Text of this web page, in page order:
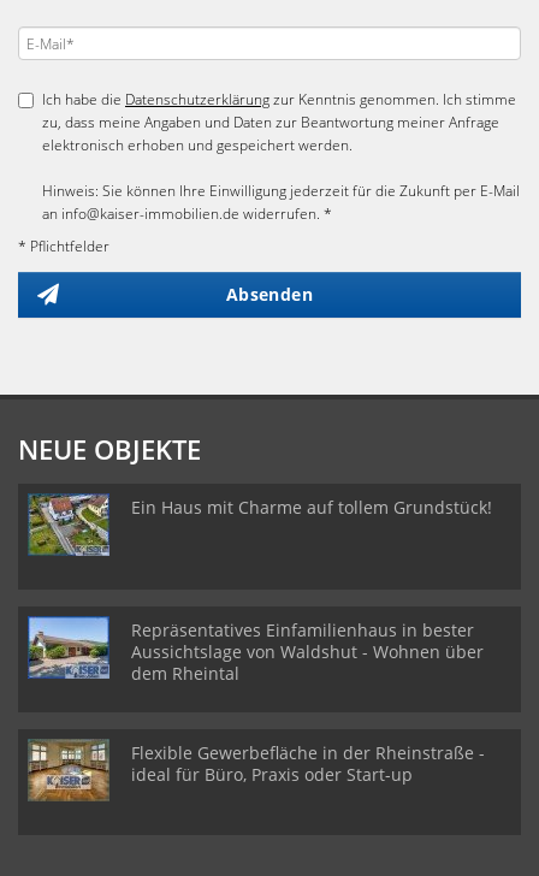
Ich habe die Datenschutzerklärungzur Kenntnis genommen. Ich stimme
zu, dass meine Angaben und Daten zur Beantwortung meiner Anfrage
elektronisch erhoben und gespeichert werden.
Hinweis: Sie können Ihre Einwilligung jederzeit für die Zukunft per E-Mail
an info@kaiser-immobilien.de widerrufen. *
* Pflichtfelder
Absenden
NEUE OBJEKTE
Ein Haus mit Charme auf tollem Grundstück!
Repräsentatives Einfamilienhaus in bester
Aussichtslage von Waldshut - Wohnen über
dem Rheintal
Flexible Gewerbefläche in der Rheinstraße -
ideal für Büro, Praxis oder Start-up